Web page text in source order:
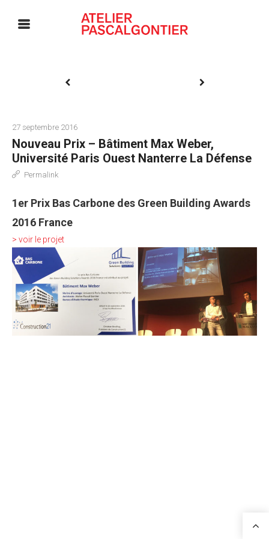
27 septembre 2016
Nouveau Prix – Bâtiment Max Weber,
Université Paris Ouest Nanterre La Défense
Permalink
1er Prix Bas Carbone des Green Building Awards
2016 France
> voir le projet